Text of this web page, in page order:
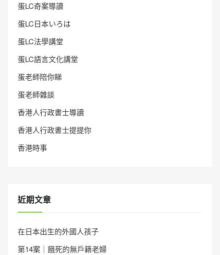
蛋LC奇案導讀
蛋LC日本いろは
蛋LC法學講堂
蛋LC語言文化講堂
蛋老師陪你睇
蛋老師雜談
香港人行政書士導讀
香港人行政書士提提你
香港時事
近期文章
在日本出生的外國人孩子
第14案｜餓死的無戶籍老婦